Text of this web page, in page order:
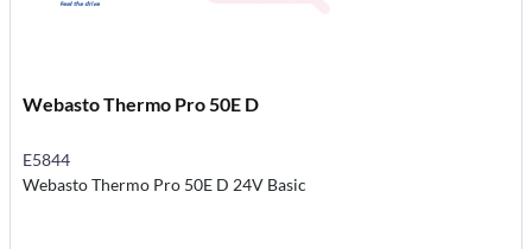
Webasto Thermo Pro 50E D
E5844
Webasto Thermo Pro 50E D 24V Basic